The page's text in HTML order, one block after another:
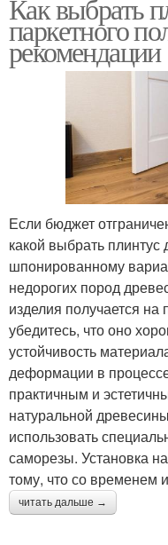
Как выбрать
паркетного
рекомендации
Если бюджет
какой выбрать плинтус
шпонированному
недорогих пород
изделия получается
убедитесь, что оно
устойчивость
деформации в
практичным и
натуральной
использовать
саморезы. Установка
тому, что со временем
читать дальше →